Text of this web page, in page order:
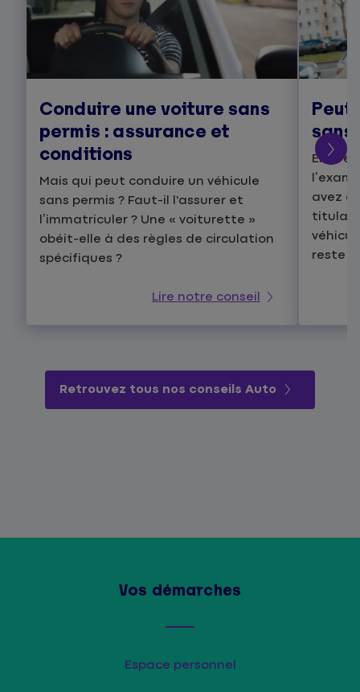
Conduire une voiture sans
permis : assurance et
conditions
Mais qui peut conduire un véhicule
sans permis ? Faut-il l'assurer et
l’immatriculer ? Une « voiturette »
obéit-elle à des règles de circulation
spécifiques ?
Lire notre conseil
sans
En
avez
reste
Retrouvez tous nos conseils Auto
Vos démarches
Espace personnel